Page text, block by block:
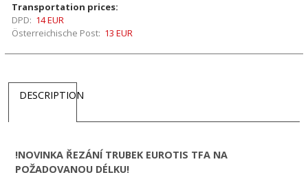
Transportation prices:
DPD: 14 EUR
Österreichische Post: 13 EUR
DESCRIPTION
!NOVINKA ŘEZÁNÍ TRUBEK EUROTIS TFA NA
POŽADOVANOU DÉLKU!